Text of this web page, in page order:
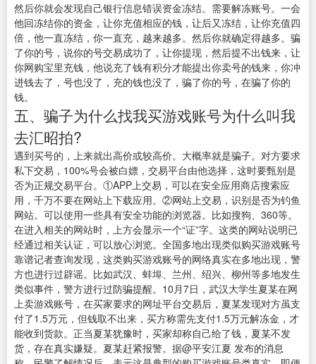
然后你就会发现自己银行信息错误资金冻结。需要解冻账号。一会
他回冻结你的资金，让你充值相应的钱，让后又冻结，让你充值四
倍，他一直冻结，你一直充，越来越多。然后你就确定得越多。骗
了你的号，说你的号交易成功了，让你提现，然后提不出钱来，让
你网购宝里充钱，他说充了钱有积分才能提出你卖号的钱来，你冲
进钱去了，号也没了，充的钱也没了，骗了你的号，在骗了你的
钱。
五、骗子为什么找我买游戏账号为什么叫我
去汇昭拍?
遇到买号的，上来就出高价或较高价。大概率就是骗子。对方要求
私下交易，100%号会被白嫖，交易平台由他选择，这时要甄别是
否为正规交易平台。①APP上交易，可以在安全应用商店搜索应
用，千万不要在网站上下载应用。②网站上交易，识别是否为钓鱼
网站。可以使用一些具有安全功能的浏览器。比如搜狗、360等。
在进入相关的网站时，上方会显示一个“证”字。这类的网站说明已
经通过相关认证，可以放心浏览。全国多地出现类似购买游戏账号
靠谱记者查询发现，这类购买游戏账号的网络真实在多地出现，警
方也进行过辟谣。比如武汉、蚌埠、兰州、绍兴、柳州等多地发生
类似事件，警方进行过防骗提醒。10月7日，武汉大学生夏某在网
上卖游戏账号，在买家要求的网址平台交易后，夏某发现对方虽支
付了1.5万元，但钱取不出来，买方称需先支付1.5万元解冻金，才
能收到货款。正当夏某犹豫时，买家却称自己给了钱，夏某不发
货，存在真实嫌疑。夏某赶紧报警。据@平安江夏 发布的消息